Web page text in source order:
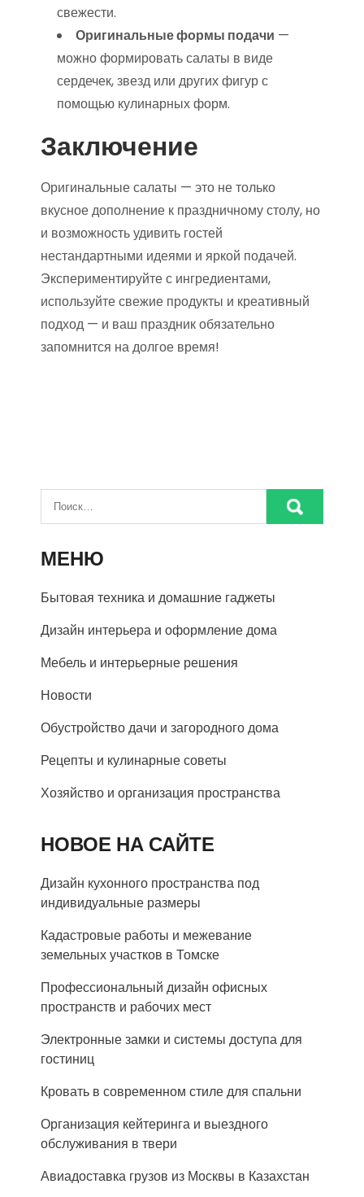
свежести.
Оригинальные формы подачи —
можно формировать салаты в виде
сердечек, звезд или других фигур с
помощью кулинарных форм.
Заключение
Оригинальные салаты — это не только
вкусное дополнение к праздничному столу, но
и возможность удивить гостей
нестандартными идеями и яркой подачей.
Экспериментируйте с ингредиентами,
используйте свежие продукты и креативный
подход — и ваш праздник обязательно
запомнится на долгое время!
МЕНЮ
Бытовая техника и домашние гаджеты
Дизайн интерьера и оформление дома
Мебель и интерьерные решения
Новости
Обустройство дачи и загородного дома
Рецепты и кулинарные советы
Хозяйство и организация пространства
НОВОЕ НА САЙТЕ
Дизайн кухонного пространства под
индивидуальные размеры
Кадастровые работы и межевание
земельных участков в Томске
Профессиональный дизайн офисных
пространств и рабочих мест
Электронные замки и системы доступа для
гостиниц
Кровать в современном стиле для спальни
Организация кейтеринга и выездного
обслуживания в твери
Авиадоставка грузов из Москвы в Казахстан